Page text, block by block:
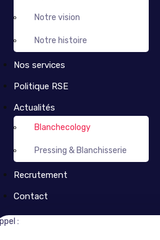
Notre vision
Notre histoire
Nos services
Politique RSE
Actualités
Blanchecology
Pressing & Blanchisserie
Recrutement
Contact
: